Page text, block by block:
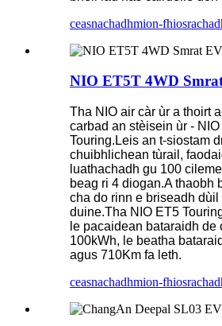
ceasnachadhmion-
NIO ET5T 4WD
Tha NIO air càr ùr a thoirt
carbad an stèisein ùr -
Touring.Leis an t-siostam
chuibhlichean tùrail,
luathachadh gu 100
beag ri 4 diogan.A thaobh
cha do rinn e briseadh
duine.Tha NIO ET5
le pacaidean bataraidh de
100kWh, le beatha
agus 710Km fa leth.
ceasnachadhmion-